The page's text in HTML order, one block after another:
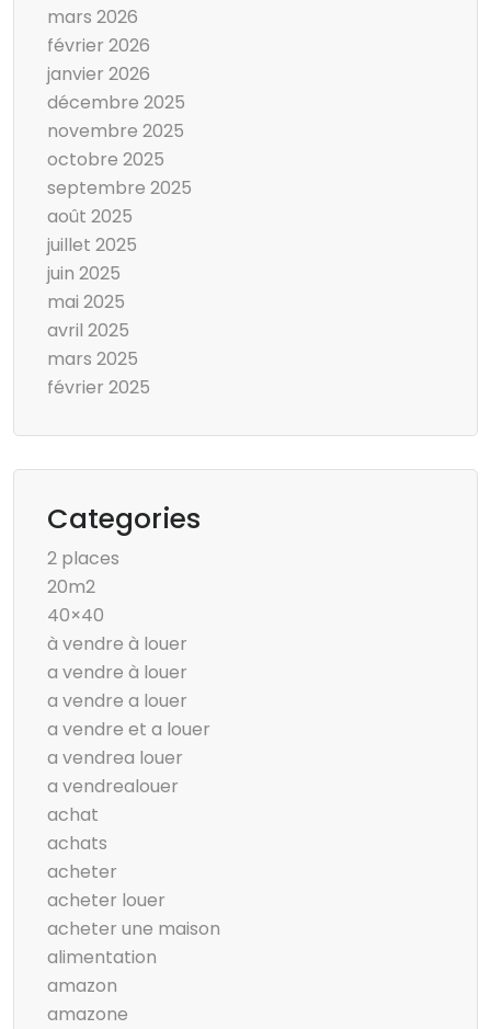
mars 2026
février 2026
janvier 2026
décembre 2025
novembre 2025
octobre 2025
septembre 2025
août 2025
juillet 2025
juin 2025
mai 2025
avril 2025
mars 2025
février 2025
Categories
2 places
20m2
40×40
à vendre à louer
a vendre à louer
a vendre a louer
a vendre et a louer
a vendrea louer
a vendrealouer
achat
achats
acheter
acheter louer
acheter une maison
alimentation
amazon
amazone